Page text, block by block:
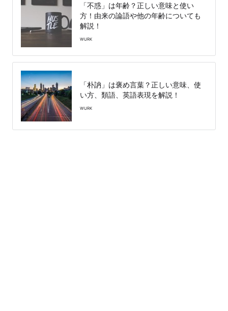
「不惑」は年齢？正しい意味と使い
方！由来の論語や他の年齢についても
解説！
WURK
「朴訥」は褒め言葉？正しい意味、使
い方、類語、英語表現を解説！
WURK